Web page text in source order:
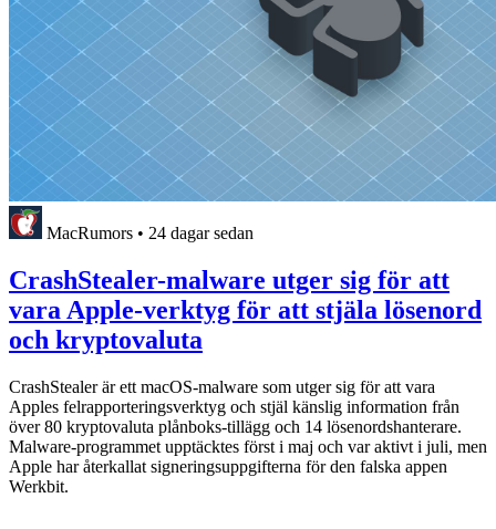
MacRumors • 24 dagar sedan
CrashStealer-malware utger sig för att
vara Apple-verktyg för att stjäla lösenord
och kryptovaluta
CrashStealer är ett macOS-malware som utger sig för att vara
Apples felrapporteringsverktyg och stjäl känslig information från
över 80 kryptovaluta plånboks-tillägg och 14 lösenordshanterare.
Malware-programmet upptäcktes först i maj och var aktivt i juli, men
Apple har återkallat signeringsuppgifterna för den falska appen
Werkbit.